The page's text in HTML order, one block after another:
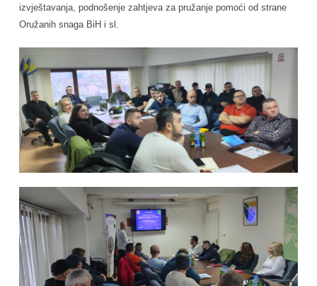
izvještavanja, podnošenje zahtjeva za pružanje pomoći od strane
Oružanih snaga BiH i sl.